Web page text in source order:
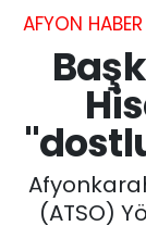
AFYON
(ATSO)
Resmi
ASAYİŞ
GÜNCEL
SİYASET
Hava
Trafik
Süper
Tüm